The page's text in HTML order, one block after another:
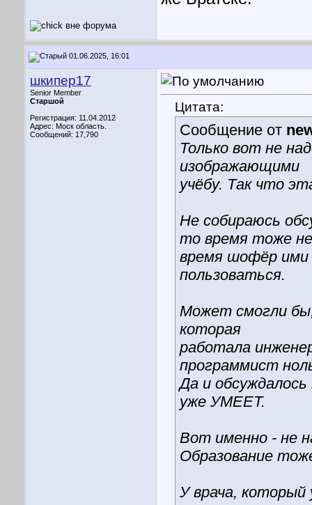
01.06.2025, 16:01
шкипер17
Senior Member
Старшой
Регистрация: 11.04.2012
Адрес: Моск область.
Сообщений: 17,790
Цитата:
Сообщение от
Только вот не
изображающими
учёбу. Так что
Не собираюсь
то время тоже
время шофёр ими
пользоваться.
Может смогли
которая
работала
программист
Да и
уже УМЕЕТ.
Вот именно - не
Образование
У врача,